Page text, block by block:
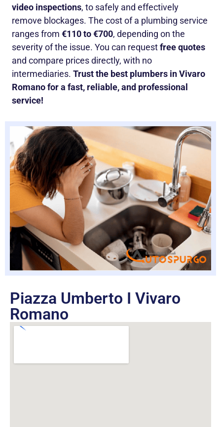
video inspections, to safely and effectively
remove blockages. The cost of a plumbing service
ranges from €110 to €700, depending on the
severity of the issue. You can requestfree quotes
and compare prices directly, with no
intermediaries. Trust the best plumbers in Vivaro
Romano for a fast, reliable, and professional
service!
Piazza Umberto I Vivaro
Romano